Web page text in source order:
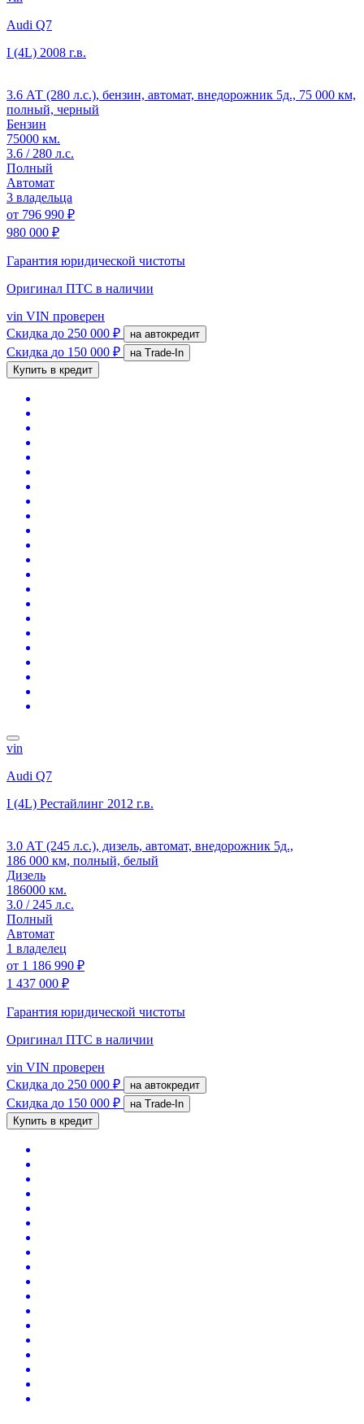
Audi Q7
I (4L) 2008 г.в.
3.6 АТ (280 л.с.), бензин, автомат, внедорожник 5д., 75 000 км,
полный, черный
Бензин
75000 км.
3.6 / 280 л.с.
Полный
Автомат
3 владельца
от 796 990 ₽
980 000 ₽
Гарантия юридической чистоты
Оригинал ПТС в наличии
vin VIN проверен
Скидка до 250 000 ₽ на автокредит
Скидка до 150 000 ₽
на Trade-In
Купить в кредит
vin
Audi Q7
I (4L) Рестайлинг 2012 г.в.
3.0 АТ (245 л.с.), дизель, автомат, внедорожник 5д.,
186 000 км, полный, белый
Дизель
186000 км.
3.0 / 245 л.с.
Полный
Автомат
1 владелец
от 1 186 990 ₽
1 437 000 ₽
Гарантия юридической чистоты
Оригинал ПТС в наличии
vin VIN проверен
Скидка до 250 000 ₽ на автокредит
Скидка до 150 000 ₽
на Trade-In
Купить в кредит